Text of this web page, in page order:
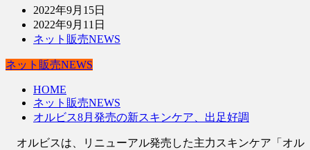
2022年9月15日
2022年9月11日
ネット販売NEWS
ネット販売NEWS
HOME
ネット販売NEWS
オルビス8月発売の新スキンケア、出足好調
オルビスは、リニューアル発売した主力スキンケア「オル